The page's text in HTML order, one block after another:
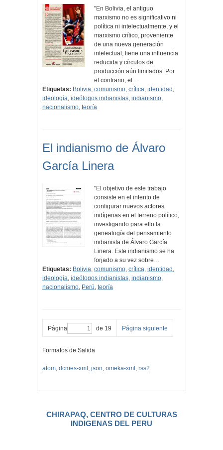
"En Bolivia, el antiguo
marxismo no es significativo ni
política ni intelectualmente, y el
marxismo crítico, proveniente
de una nueva generación
intelectual, tiene una influencia
reducida y círculos de
producción aún limitados. Por
el contrario, el…
Etiquetas: Bolivia, comunismo, crítica, identidad ,
ideología, ideólogos indianistas, indianismo,
nacionalismo, teoría
El indianismo de Álvaro
García Linera
"El objetivo de este trabajo
consiste en el intento de
configurar nuevos actores
indígenas en el terreno político,
investigando para ello la
genealogía del pensamiento
indianista de Álvaro García
Linera. Este indianismo se ha
forjado a su vez sobre…
Etiquetas: Bolivia, comunismo, crítica, identidad ,
ideología, ideólogos indianistas, indianismo,
nacionalismo, Perú, teoría
Página de 19 Página siguiente
Formatos de Salida
atom, dcmes-xml , json, omeka-xml , rss2
CHIRAPAQ, CENTRO DE CULTURAS
INDIGENAS DEL PERU